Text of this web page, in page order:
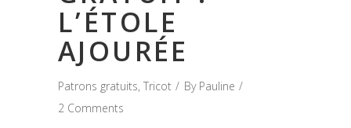
L’ÉTOLE
AJOURÉE
Patrons gratuits, Tricot By Pauline
2 Comments